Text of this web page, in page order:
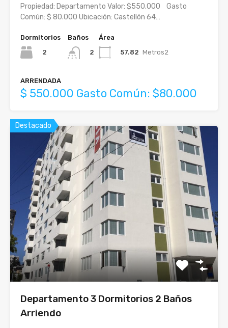
Propiedad: Departamento Valor: $550.000 Gasto
Común: $ 80.000 Ubicación: Castellón 64…
Dormitorios
2
Baños
2
Área
57.82 Metros2
ARRENDADA
$ 550.000 Gasto Común: $80.000
Destacado
Departamento 3 Dormitorios 2 Baños
Arriendo